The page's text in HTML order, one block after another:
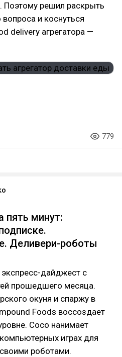
решил раскрыть
и коснуться
delivery агрегатора —
779
пять минут:
Деливери-роботы
дайджест с
прошедшего месяца.
окуня и спаржу в
Foods воссоздает
Coco нанимает
играх для
роботами.